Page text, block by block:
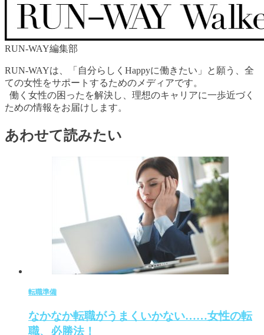
RUN-WAY編集部
RUN-WAYは、「自分らしくHappyに働きたい」と願う、全
ての女性をサポートするためのメディアです。
働く女性の困ったを解決し、理想のキャリアに一歩近づく
ための情報をお届けします。
あわせて読みたい
転職準備
なかなか転職がうまくいかない……女性の転
職、必勝法！